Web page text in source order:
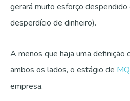
gerará muito esforço despendido
desperdício de dinheiro).
A menos que haja uma definição
ambos os lados, o estágio de
empresa.